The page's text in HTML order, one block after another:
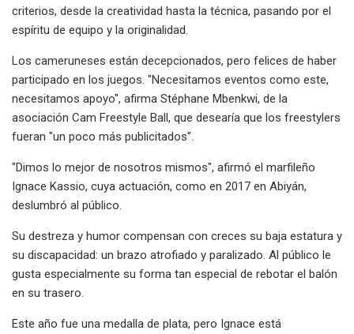
criterios, desde la creatividad hasta la técnica, pasando por el
espíritu de equipo y la originalidad.
Los cameruneses están decepcionados, pero felices de haber
participado en los juegos. "Necesitamos eventos como este,
necesitamos apoyo", afirma Stéphane Mbenkwi, de la
asociación Cam Freestyle Ball, que desearía que los freestylers
fueran "un poco más publicitados".
"Dimos lo mejor de nosotros mismos", afirmó el marfileño
Ignace Kassio, cuya actuación, como en 2017 en Abiyán,
deslumbró al público.
Su destreza y humor compensan con creces su baja estatura y
su discapacidad: un brazo atrofiado y paralizado. Al público le
gusta especialmente su forma tan especial de rebotar el balón
en su trasero.
Este año fue una medalla de plata, pero Ignace está